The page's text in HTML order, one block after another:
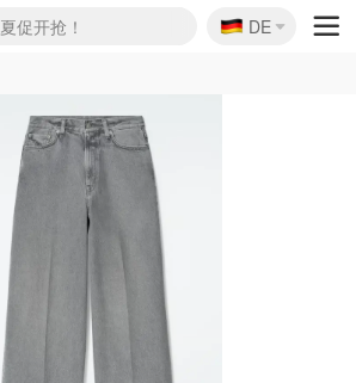
促开抢！
四疯狂上新
&OtherStories大促
75折 随时失效
独家85折
Camper额外叠85折
莱闪促！每日更新
囤！5折起+叠9折
仅€192
🇩🇪
DE